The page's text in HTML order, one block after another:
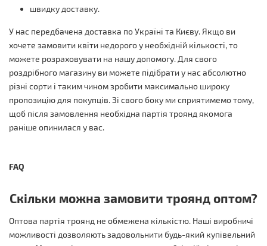
швидку доставку.
У нас передбачена доставка по Україні та Києву. Якщо ви
хочете замовити квіти недорого у необхідній кількості, то
можете розраховувати на нашу допомогу. Для свого
роздрібного магазину ви можете підібрати у нас абсолютно
різні сорти і таким чином зробити максимально широку
пропозицію для покупців. Зі свого боку ми сприятимемо тому,
щоб після замовлення необхідна партія троянд якомога
раніше опинилася у вас.
FAQ
Скільки можна замовити троянд оптом?
Оптова партія троянд не обмежена кількістю. Наші виробничі
можливості дозволяють задовольнити будь-який купівельний